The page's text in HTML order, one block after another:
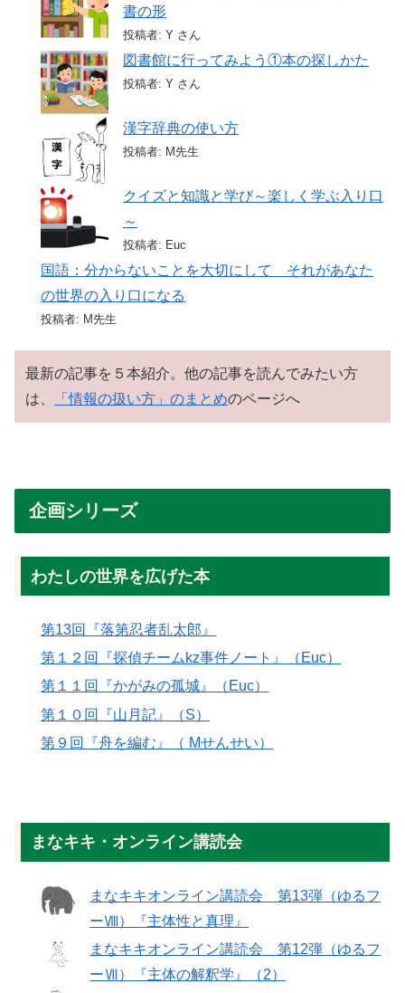
書の形
投稿者: Y さん
図書館に行ってみよう①本の探しかた
投稿者: Y さん
漢字辞典の使い方
投稿者: M先生
クイズと知識と学び～楽しく学ぶ入り口
～
投稿者: Euc
国語：分からないことを大切にして それがあなた
の世界の入り口になる
投稿者: M先生
最新の記事を５本紹介。他の記事を読んでみたい方
は、
「情報の扱い方」のまとめのページへ
企画シリーズ
わたしの世界を広げた本
第13回『落第忍者乱太郎』
第１２回『探偵チームkz事件ノート』（Euc）
第１１回『かがみの孤城』（Euc）
第１０回『山月記』（S）
第９回『舟を編む』（ Mせんせい）
まなキキ・オンライン講読会
まなキキオンライン講読会＿第13弾（ゆるフ
ーⅧ）『主体性と真理』
まなキキオンライン講読会＿第12弾（ゆるフ
ーⅦ）『主体の解釈学』（2）